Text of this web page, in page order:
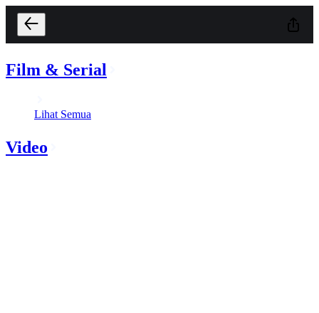
Film & Serial
Lihat Semua
Video